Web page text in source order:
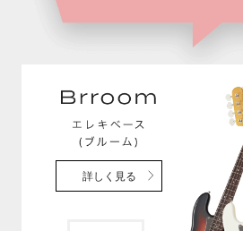
詳しく見る